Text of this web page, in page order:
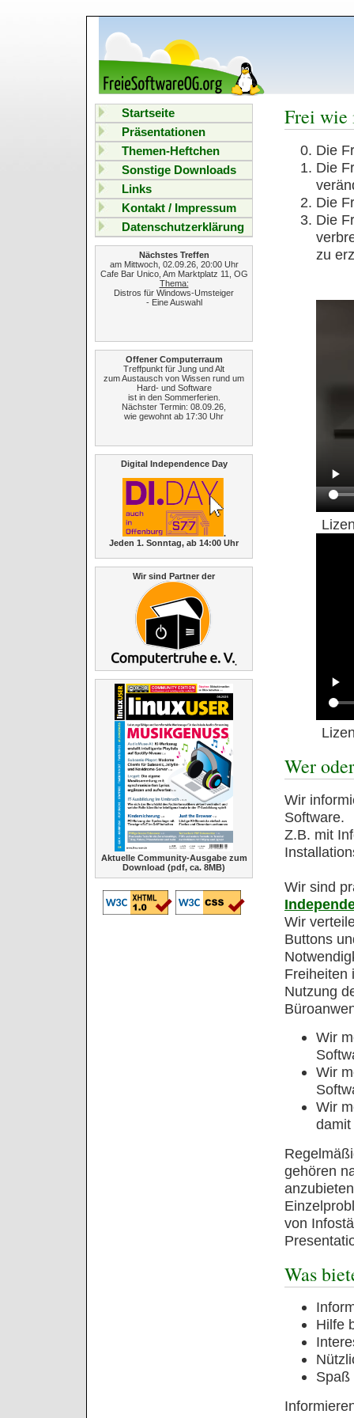
Frei wie
Die
Die
Die
Die
zu
Wer
Wir
Software.
Z.B. mit
Wir sind
Wir
Buttons
Freiheiten
Nutzung
Wir
Wir
Wir
gehören
von
Was
Hilfe
Spaß
Startseite
Präsentationen
Themen-Heftchen
Sonstige Downloads
Links
Kontakt / Impressum
Datenschutzerklärung
Nächstes Treffen
am Mittwoch, 02.09.26, 20:00 Uhr
Cafe Bar Unico, Am Marktplatz 11, OG
Thema:
Distros für Windows-Umsteiger
- Eine Auswahl
Offener Computerraum
Treffpunkt für Jung und Alt
zum Austausch von Wissen rund um
Hard- und Software
ist in den Sommerferien.
Nächster Termin: 08.09.26,
wie gewohnt ab 17:30 Uhr
Digital Independence Day
.
Jeden 1. Sonntag, ab 14:00 Uhr
Wir sind Partner der
.
Aktuelle Community-Ausgabe zum
Download (pdf, ca. 8MB)